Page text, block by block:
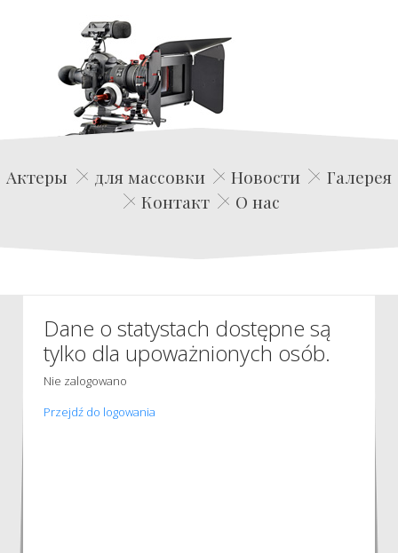
Edwin Film Agencja Aktorska
Актеры для массовки Новости
Галерея
Контакт
О нас
Dane o statystach dostępne są
tylko dla upoważnionych osób.
Nie zalogowano
Przejdź do logowania